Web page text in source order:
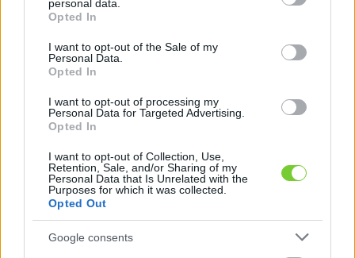
grant or deny consent to Google and its third-party tags to
use your data for below specified purposes in below Google
consent section.
personal data.
Opted In
I want to opt-out of the Sale of my
Personal Data.
Opted In
I want to opt-out of processing my
Personal Data for Targeted Advertising.
Opted In
I want to opt-out of Collection, Use,
Retention, Sale, and/or Sharing of my
Personal Data that Is Unrelated with the
Purposes for which it was collected.
Opted Out
Google consents
Elfelejtette jelszavát?
KERTÉSZ ÉS KERTÉSZET REGISZTRÁCIÓ
Juhar (Acer x
freemanii)